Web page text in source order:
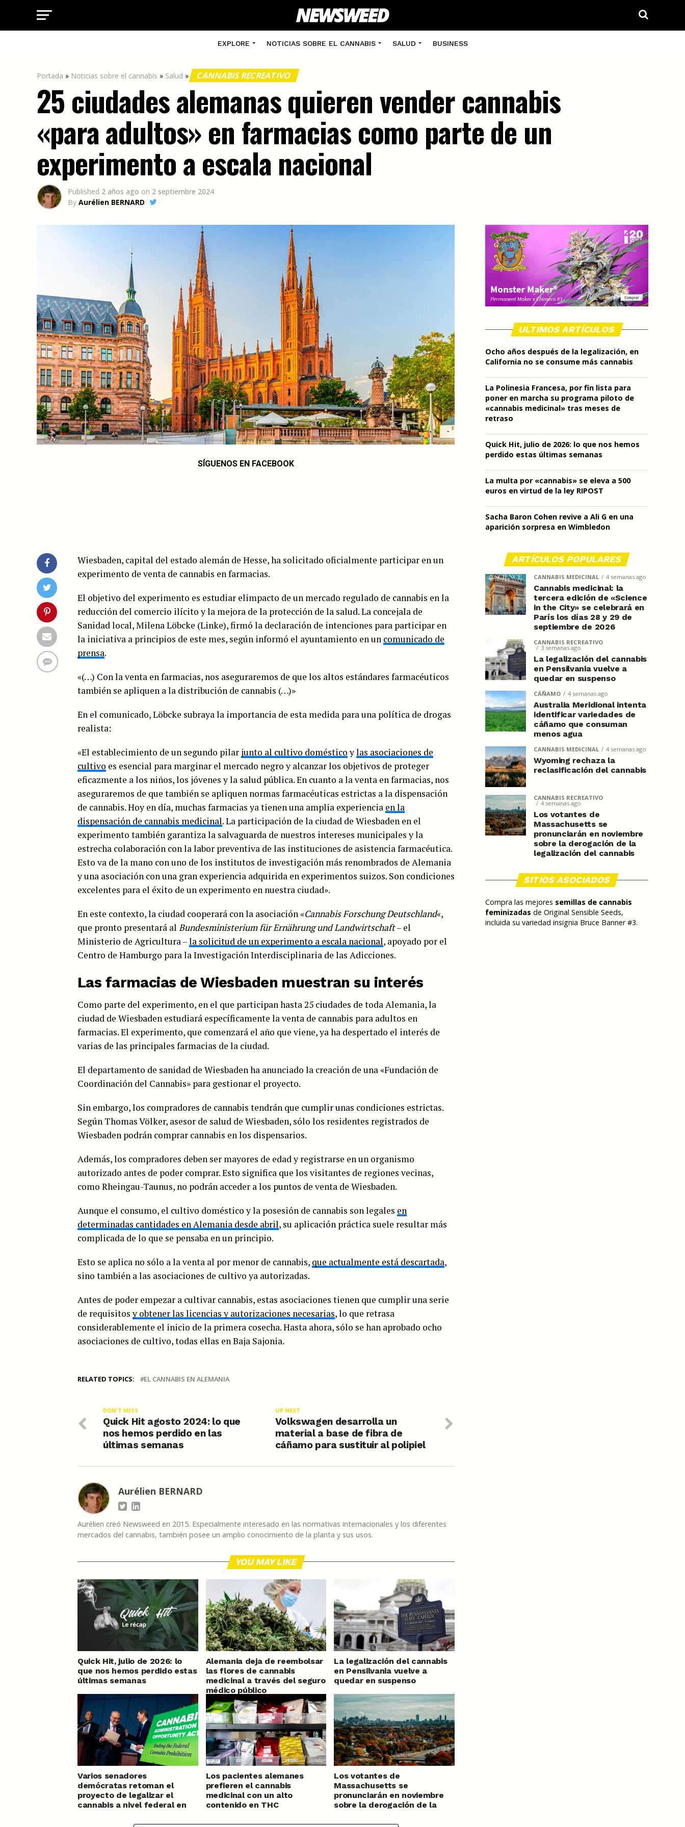
EXPLORE NOTICIAS SOBRE EL CANNABIS SALUD BUSINESS
Portada » Noticias sobre el cannabis » Salud » CANNABIS RECREATIVO
25 ciudades alemanas quieren vender cannabis
«para adultos» en farmacias como parte de un
experimento a escala nacional
Published 2 años ago on 2 septiembre 2024
By Aurélien BERNARD
SÍGUENOS EN FACEBOOK
Wiesbaden, capital del estado alemán de Hesse, ha solicitado oficialmente participar en un
experimento de venta de cannabis en farmacias.
El objetivo del experimento es estudiar elimpacto de un mercado regulado de cannabis en la
reducción del comercio ilícito y la mejora de la protección de la salud. La concejala de
Sanidad local, Milena Löbcke (Linke), firmó la declaración de intenciones para participar en
la iniciativa a principios de este mes, según informó el ayuntamiento en un comunicado de
prensa.
«(…) Con la venta en farmacias, nos aseguraremos de que los altos estándares farmacéuticos
también se apliquen a la distribución de cannabis (…)»
En el comunicado, Löbcke subraya la importancia de esta medida para una política de drogas
realista:
«El establecimiento de un segundo pilar junto al cultivo domésticoylas asociaciones de
cultivo es esencial para marginar el mercado negro y alcanzar los objetivos de proteger
eficazmente a los niños, los jóvenes y la salud pública. En cuanto a la venta en farmacias, nos
aseguraremos de que también se apliquen normas farmacéuticas estrictas a la dispensación
de cannabis. Hoy en día, muchas farmacias ya tienen una amplia experiencia en la
dispensación de cannabis medicinal. La participación de la ciudad de Wiesbaden en el
experimento también garantiza la salvaguarda de nuestros intereses municipales y la
estrecha colaboración con la labor preventiva de las instituciones de asistencia farmacéutica.
Esto va de la mano con uno de los institutos de investigación más renombrados de Alemania
y una asociación con una gran experiencia adquirida en experimentos suizos. Son condiciones
excelentes para el éxito de un experimento en nuestra ciudad».
En este contexto, la ciudad cooperará con la asociación «Cannabis Forschung Deutschland«,
que pronto presentará al Bundesministerium für Ernährung und Landwirtschaft– el
Ministerio de Agricultura –la solicitud de un experimento a escala nacional, apoyado por el
Centro de Hamburgo para la Investigación Interdisciplinaria de las Adicciones.
Las farmacias de Wiesbaden muestran su interés
Como parte del experimento, en el que participan hasta 25 ciudades de toda Alemania, la
ciudad de Wiesbaden estudiará específicamente la venta de cannabis para adultos en
farmacias. El experimento, que comenzará el año que viene, ya ha despertado el interés de
varias de las principales farmacias de la ciudad.
El departamento de sanidad de Wiesbaden ha anunciado la creación de una «Fundación de
Coordinación del Cannabis» para gestionar el proyecto.
Sin embargo, los compradores de cannabis tendrán que cumplir unas condiciones estrictas.
Según Thomas Völker, asesor de salud de Wiesbaden, sólo los residentes registrados de
Wiesbaden podrán comprar cannabis en los dispensarios.
Además, los compradores deben ser mayores de edad y registrarse en un organismo
autorizado antes de poder comprar. Esto significa que los visitantes de regiones vecinas,
como Rheingau-Taunus, no podrán acceder a los puntos de venta de Wiesbaden.
Aunque el consumo, el cultivo doméstico y la posesión de cannabis son legales en
determinadas cantidades en Alemania desde abril, su aplicación práctica suele resultar más
complicada de lo que se pensaba en un principio.
Esto se aplica no sólo a la venta al por menor de cannabis, que actualmente está descartada,
sino también a las asociaciones de cultivo ya autorizadas.
Antes de poder empezar a cultivar cannabis, estas asociaciones tienen que cumplir una serie
de requisitosy obtener las licencias y autorizaciones necesarias, lo que retrasa
considerablemente el inicio de la primera cosecha. Hasta ahora, sólo se han aprobado ocho
asociaciones de cultivo, todas ellas en Baja Sajonia.
RELATED TOPICS: EL CANNABIS EN ALEMANIA
UP NEXT
Volkswagen desarrolla un
material a base de fibra de
cáñamo para sustituir al polipiel
DON'T MISS
Quick Hit agosto 2024: lo que
nos hemos perdido en las
últimas semanas
Aurélien BERNARD
Aurélien creó Newsweed en 2015. Especialmente interesado en las normativas internacionales y los diferentes
mercados del cannabis, también posee un amplio conocimiento de la planta y sus usos.
YOU MAY LIKE
Quick Hit, julio de 2026: lo
que nos hemos perdido estas
últimas semanas
Alemania deja de reembolsar
las flores de cannabis
medicinal a través del seguro
médico público
La legalización del cannabis
en Pensilvania vuelve a
quedar en suspenso
Varios senadores
demócratas retoman el
proyecto de legalizar el
cannabis a nivel federal en
Los pacientes alemanes
prefieren el cannabis
medicinal con un alto
contenido en THC
Los votantes de
Massachusetts se
pronunciarán en noviembre
sobre la derogación de la
ULTIMOS ARTÍCULOS
Ocho años después de la legalización, en
California no se consume más cannabis
La Polinesia Francesa, por fin lista para
poner en marcha su programa piloto de
«cannabis medicinal» tras meses de
retraso
Quick Hit, julio de 2026: lo que nos hemos
perdido estas últimas semanas
La multa por «cannabis» se eleva a 500
euros en virtud de la ley RIPOST
Sacha Baron Cohen revive a Ali G en una
aparición sorpresa en Wimbledon
ARTÍCULOS POPULARES
CANNABIS MEDICINAL 4 semanas ago
Cannabis medicinal: la
tercera edición de «Science
in the City» se celebrará en
París los días 28 y 29 de
septiembre de 2026
CANNABIS RECREATIVO
3 semanas ago
La legalización del cannabis
en Pensilvania vuelve a
quedar en suspenso
CÁÑAMO 4 semanas ago
Australia Meridional intenta
identificar variedades de
cáñamo que consuman
menos agua
CANNABIS MEDICINAL 4 semanas ago
Wyoming rechaza la
reclasificación del cannabis
CANNABIS RECREATIVO
4 semanas ago
Los votantes de
Massachusetts se
pronunciarán en noviembre
sobre la derogación de la
legalización del cannabis
SITIOS ASOCIADOS
Compra las mejores semillas de cannabis
feminizadas de Original Sensible Seeds,
incluida su variedad insignia Bruce Banner #3.